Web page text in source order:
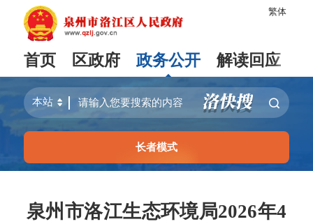
繁体
首页 区政府 政务公开 解读回应
长者模式
泉州市洛江生态环境局2026年4